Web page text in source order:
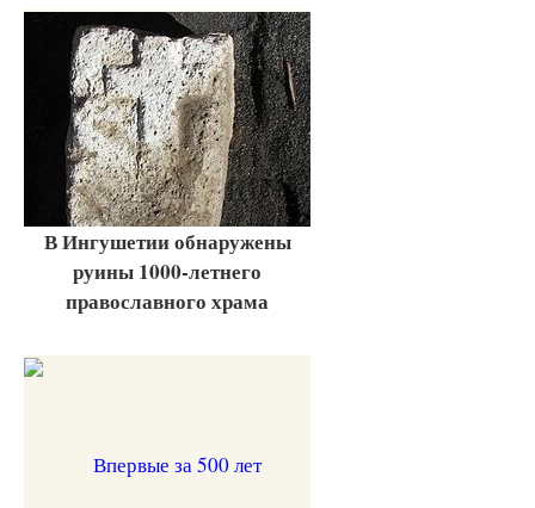
В Ингушетии обнаружены
руины 1000-летнего
православного храма